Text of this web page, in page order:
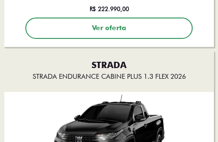
R$ 222.990,00
Ver oferta
STRADA
STRADA ENDURANCE CABINE PLUS 1.3 FLEX 2026